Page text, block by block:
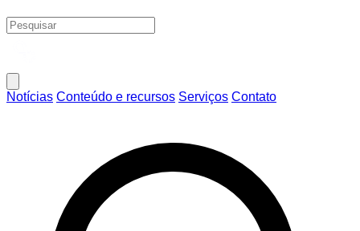
Notícias Conteúdo e recursos Serviços Contato